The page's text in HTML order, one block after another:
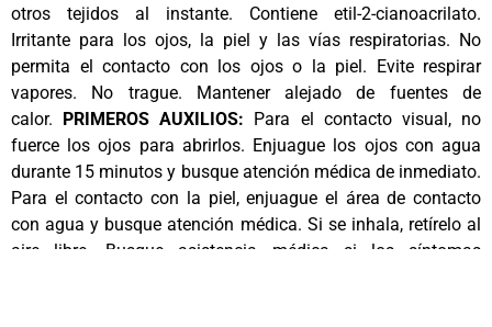
otros tejidos al instante. Contiene etil-2-cianoacrilato.
Irritante para los ojos, la piel y las vías respiratorias. No
permita el contacto con los ojos o la piel. Evite respirar
vapores. No trague. Mantener alejado de fuentes de
calor.
PRIMEROS AUXILIOS: Para el contacto visual, no
fuerce los ojos para abrirlos. Enjuague los ojos con agua
durante 15 minutos y busque atención médica de inmediato.
Para el contacto con la piel, enjuague el área de contacto
con agua y busque atención médica. Si se inhala, retírelo al
aire libre. Busque asistencia médica si los síntomas